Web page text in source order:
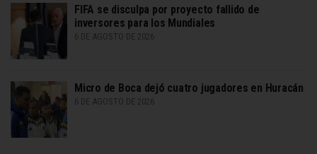
FIFA se disculpa por proyecto fallido de
inversores para los Mundiales
6 DE AGOSTO DE 2026
Micro de Boca dejó cuatro jugadores en Huracán
6 DE AGOSTO DE 2026